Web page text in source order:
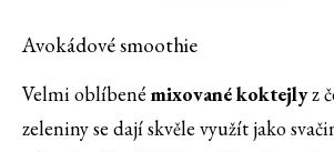
Avokádové smoothie
Velmi oblíbené mixované koktejlyz
zeleniny se dají skvěle využít jako